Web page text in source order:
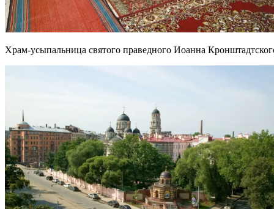
Храм-усыпальница святого праведного Иоанна